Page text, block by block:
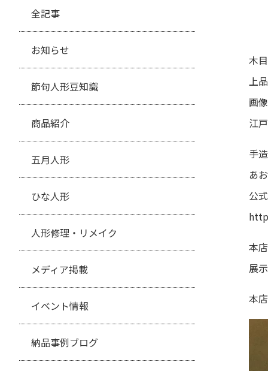
全記事
お知らせ
節句人形豆知識
商品紹介
五月人形
ひな人形
人形修理・リメイク
メディア掲載
イベント情報
納品事例ブログ
木
上
画
江
手
あ
公
本
展
本